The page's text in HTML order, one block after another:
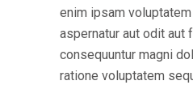
enim ipsam
aspernatur aut odit aut
consequuntur magni
ratione voluptatem